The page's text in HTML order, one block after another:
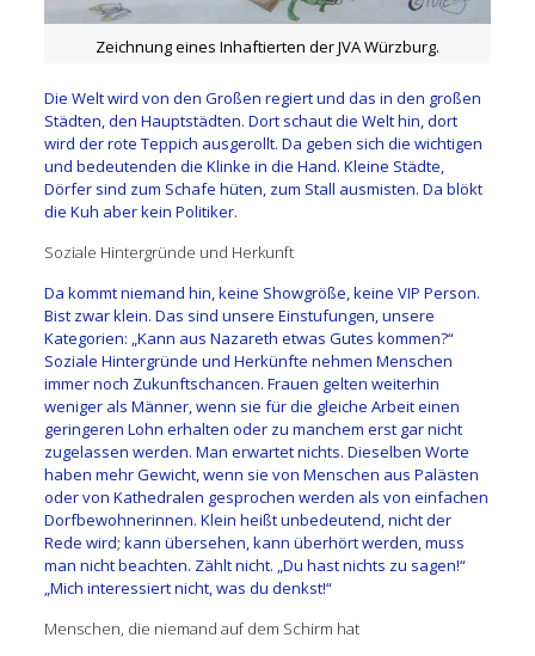
Zeichnung eines Inhaftierten der JVA Würzburg.
Die Welt wird von den Großen regiert und das in den großen
Städten, den Hauptstädten. Dort schaut die Welt hin, dort
wird der rote Teppich ausgerollt. Da geben sich die wichtigen
und bedeutenden die Klinke in die Hand. Kleine Städte,
Dörfer sind zum Schafe hüten, zum Stall ausmisten. Da blökt
die Kuh aber kein Politiker.
Soziale Hintergründe und Herkunft
Da kommt niemand hin, keine Showgröße, keine VIP Person.
Bist zwar klein. Das sind unsere Einstufungen, unsere
Kategorien: „Kann aus Nazareth etwas Gutes kommen?“
Soziale Hintergründe und Herkünfte nehmen Menschen
immer noch Zukunftschancen. Frauen gelten weiterhin
weniger als Männer, wenn sie für die gleiche Arbeit einen
geringeren Lohn erhalten oder zu manchem erst gar nicht
zugelassen werden. Man erwartet nichts. Dieselben Worte
haben mehr Gewicht, wenn sie von Menschen aus Palästen
oder von Kathedralen gesprochen werden als von einfachen
Dorfbewohnerinnen. Klein heißt unbedeutend, nicht der
Rede wird; kann übersehen, kann überhört werden, muss
man nicht beachten. Zählt nicht. „Du hast nichts zu sagen!“
„Mich interessiert nicht, was du denkst!“
Menschen, die niemand auf dem Schirm hat